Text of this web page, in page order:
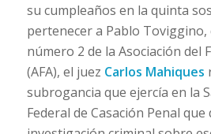
su cumpleaños en la quinta
pertenecer a Pablo Toviggino,
número 2 de la Asociación del
(AFA), el juez Carlos Mahiques
subrogancia que ejercía en la
Federal de Casación Penal